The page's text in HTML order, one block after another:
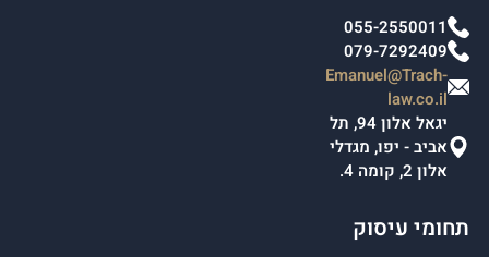
055-2550011
079-7292409
Emanuel@Trach-
law.co.il
יגאל אלון 94, תל
אביב - יפו, מגדלי
אלון 2, קומה 4.
תחומי עיסוק